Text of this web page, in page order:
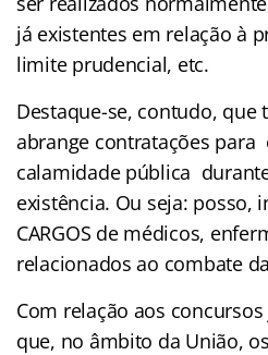
já existentes em relação à
limite prudencial, etc.
Destaque-se, contudo, que
abrange contratações para
calamidade pública
existência. Ou seja: posso,
CARGOS de médicos,
relacionados ao combate
Com relação aos
que, no âmbito da União,